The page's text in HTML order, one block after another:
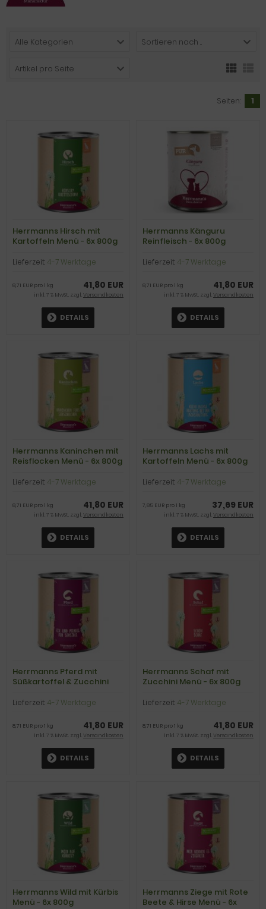
Alle Kategorien Sortieren nach ...
Artikel pro Seite
Seiten: 1
Herrmanns Hirsch mit
Kartoffeln Menü - 6x 800g
Lieferzeit: 4-7 Werktage
41,80 EUR
8,71 EUR pro 1 kg
inkl. 7 % MwSt. zzgl.Versandkosten
DETAILS
Herrmanns Känguru
Reinfleisch - 6x 800g
Lieferzeit: 4-7 Werktage
41,80 EUR
8,71 EUR pro 1 kg
inkl. 7 % MwSt. zzgl.Versandkosten
DETAILS
Herrmanns Kaninchen mit
Reisflocken Menü - 6x 800g
Lieferzeit: 4-7 Werktage
41,80 EUR
8,71 EUR pro 1 kg
inkl. 7 % MwSt. zzgl.Versandkosten
DETAILS
Herrmanns Lachs mit
Kartoffeln Menü - 6x 800g
Lieferzeit: 4-7 Werktage
37,69 EUR
7,85 EUR pro 1 kg
inkl. 7 % MwSt. zzgl.Versandkosten
DETAILS
Herrmanns Pferd mit
Süßkartoffel & Zucchini
Lieferzeit: 4-7 Werktage
41,80 EUR
8,71 EUR pro 1 kg
inkl. 7 % MwSt. zzgl.Versandkosten
DETAILS
Herrmanns Schaf mit
Zucchini Menü - 6x 800g
Lieferzeit: 4-7 Werktage
41,80 EUR
8,71 EUR pro 1 kg
inkl. 7 % MwSt. zzgl.Versandkosten
DETAILS
Herrmanns Wild mit Kürbis
Menü - 6x 800g
Herrmanns Ziege mit Rote
Beete & Hirse Menü - 6x